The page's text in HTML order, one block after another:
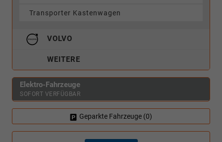
Transporter Kastenwagen
VOLVO
WEITERE
Elektro-Fahrzeuge
SOFORT VERFÜGBAR
Geparkte Fahrzeuge (0)